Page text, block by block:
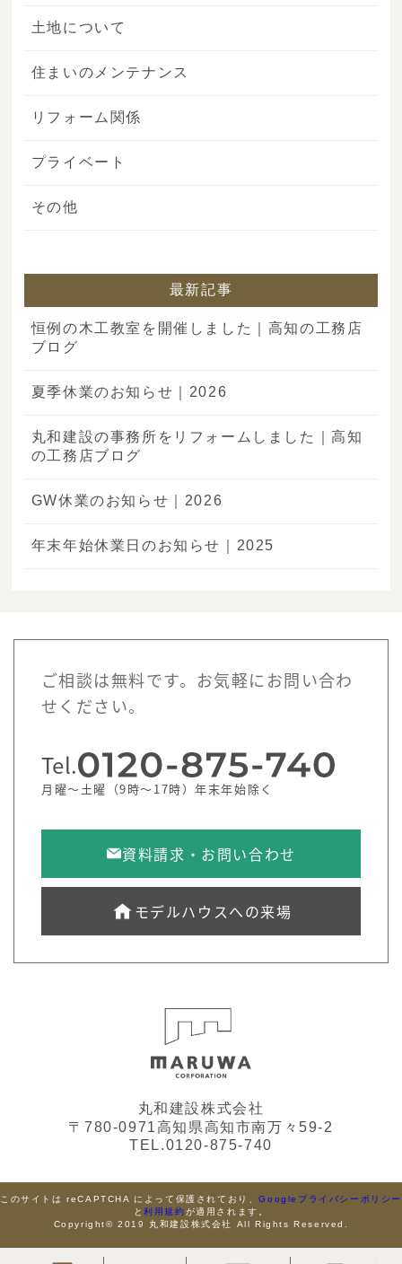
土地について
住まいのメンテナンス
リフォーム関係
プライベート
その他
最新記事
恒例の木工教室を開催しました｜高知の工務店
ブログ
夏季休業のお知らせ｜2026
丸和建設の事務所をリフォームしました｜高知
の工務店ブログ
GW休業のお知らせ｜2026
年末年始休業日のお知らせ｜2025
ご相談は無料です。お気軽にお問い合わ
せください。
Tel.
月曜～土曜（9時～17時）年末年始除く
資料請求・お問い合わせ
モデルハウスへの来場
丸和建設株式会社
〒780-0971高知県高知市南万々59-2
TEL.0120-875-740
このサイトは reCAPTCHA によって保護されており、Googleプライバシーポリシー
と利用規約が適用されます。
Copyright© 2019 丸和建設株式会社 All Rights Reserved.